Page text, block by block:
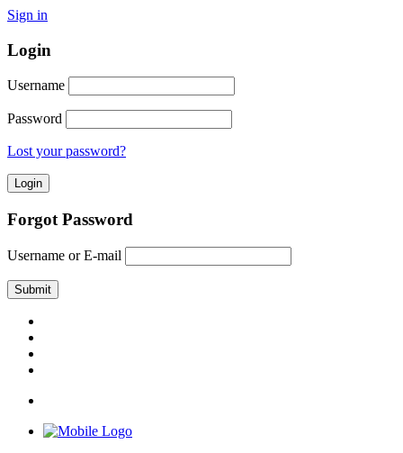
Sign in
Login
Username
Password
Lost your password?
Forgot Password
Username or E-mail